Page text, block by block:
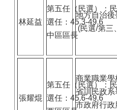
林延益
第五任（民選）：
選任：45.3-49.6
中區區長
地方自治
(民選/第三
張耀焜
第五任（民選）：
選任：45.6-49.6
商業職業學
省訓民政系
市政府行政